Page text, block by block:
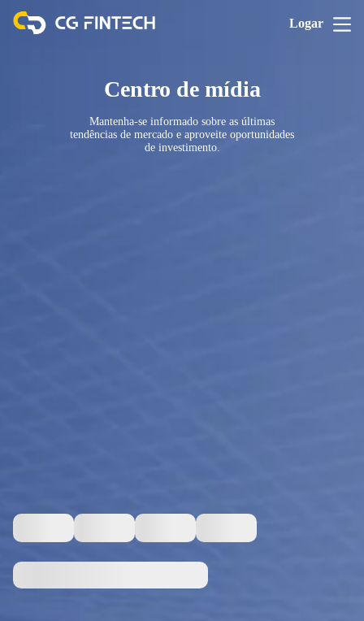
Logar
Centro de mídia
Mantenha-se informado sobre as últimas
tendências de mercado e aproveite oportunidades
de investimento.